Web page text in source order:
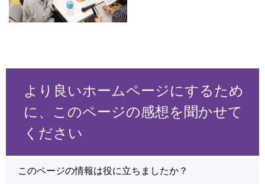
より良いホームページにするため
に、このページの感想を聞かせて
ください
このページの情報は役に立ちましたか？